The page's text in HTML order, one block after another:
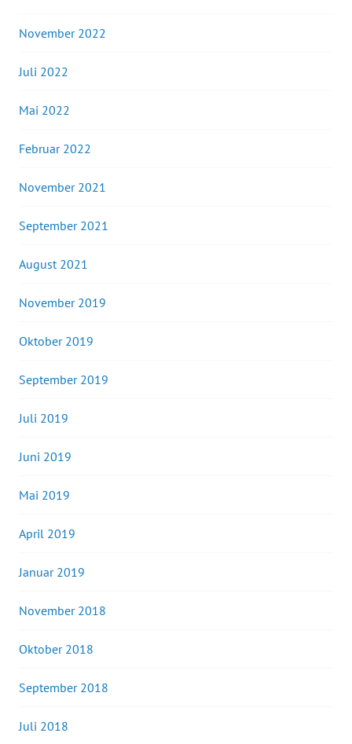
November 2022
Juli 2022
Mai 2022
Februar 2022
November 2021
September 2021
August 2021
November 2019
Oktober 2019
September 2019
Juli 2019
Juni 2019
Mai 2019
April 2019
Januar 2019
November 2018
Oktober 2018
September 2018
Juli 2018